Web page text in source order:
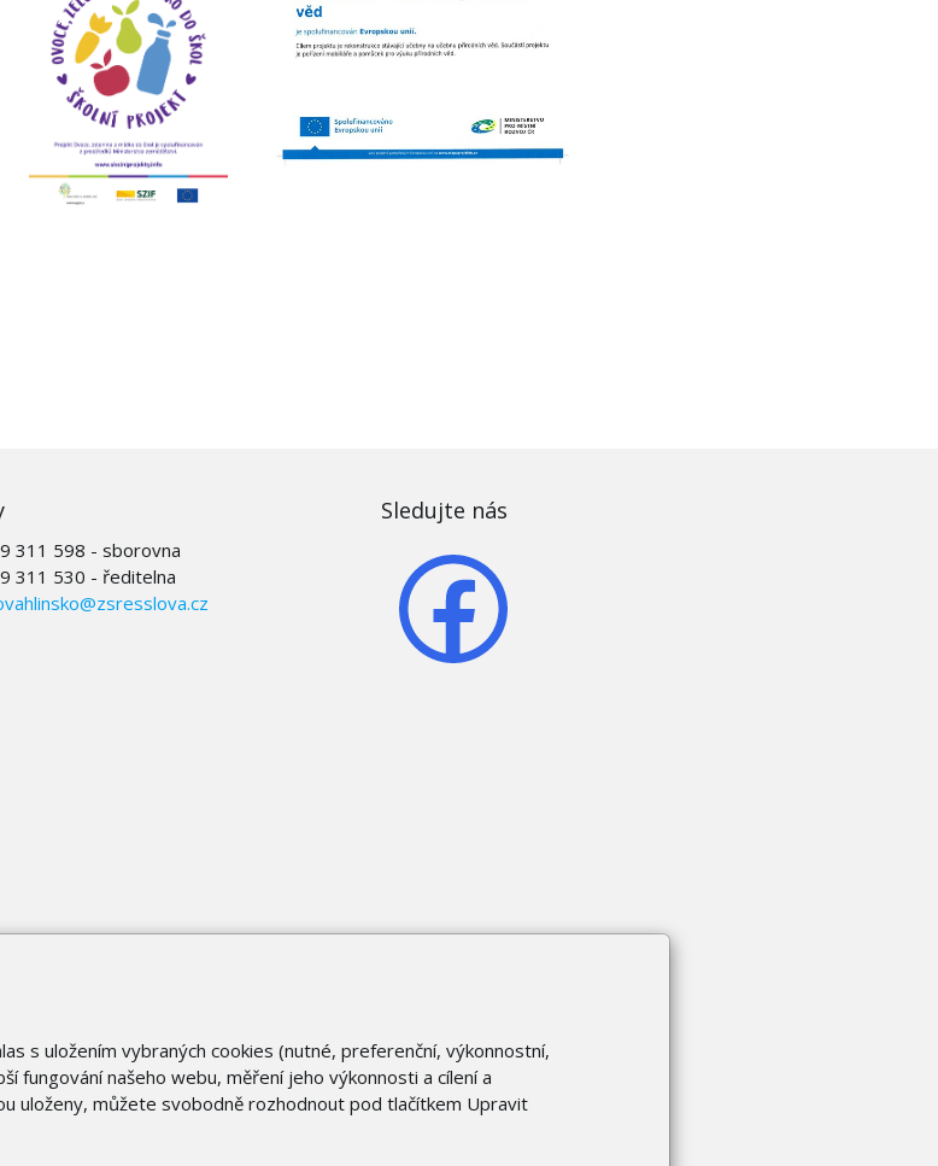
311 598 - sborovna
311 530 - ředitelna
Sledujte nás
s uložením vybraných cookies (nutné, preferenční, výkonnostní,
fungování našeho webu, měření jeho výkonnosti a cílení a
uloženy, můžete svobodně rozhodnout pod tlačítkem Upravit